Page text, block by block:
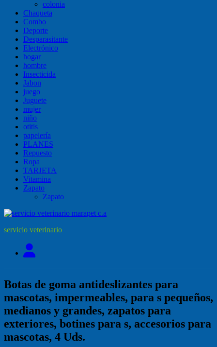
colonia
Chaqueta
Combo
Deporte
Desparasitante
Electrónico
hogar
hombre
Insecticida
Jabon
juego
Juguete
mujer
niño
otitis
papelería
PLANES
Repuesto
Ropa
TARJETA
Vitamina
Zapato
Zapato
servicio veterinario
Botas de goma antideslizantes para
mascotas, impermeables, para s pequeños,
medianos y grandes, zapatos para
exteriores, botines para s, accesorios para
mascotas, 4 Uds.